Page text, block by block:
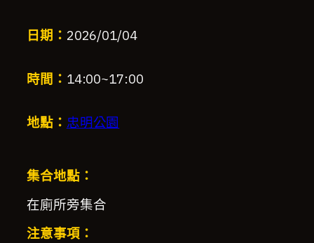
日期： 2026/01/04
時間： 14:00~17:00
地點： 忠明公園
集合地點：
在廁所旁集合
注意事項：